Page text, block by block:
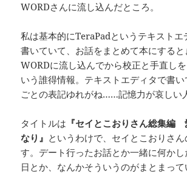
WORDさんに流し込んだところ。
私は基本的にTeraPadというテキストエ
書いていて、お話をまとめて本にする
WORDに流し込んでから校正と手直し
いう誰得情報。テキストエディタで書
ごとの表記ゆれがね……記憶力が哀しい
タイトルは 『セイとこおりさん総集編
なり』 というわけで、セイとこおりさ
す。デート行ったお話とか一緒に何か
日とか、なんかそういうのがまとまっ